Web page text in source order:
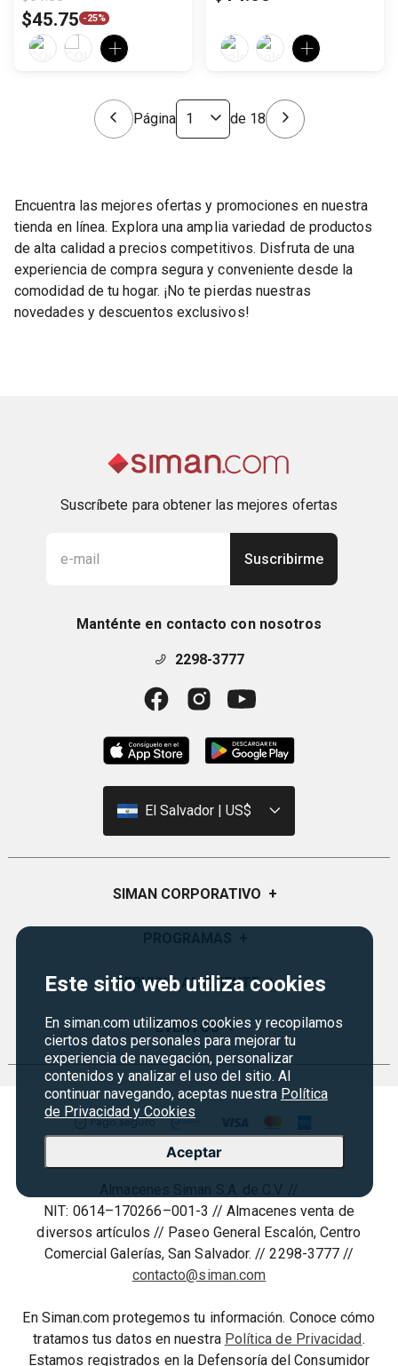
Este sitio web utiliza cookies
En siman.com utilizamos cookies y recopilamos
ciertos datos personales para mejorar tu
experiencia de navegación, personalizar
contenidos y analizar el uso del sitio. Al
continuar navegando, aceptas nuestra Política
de Privacidad y Cookies
Aceptar
$45.75 -25%
Página de 18
Encuentra las mejores ofertas y promociones en nuestra
tienda en línea. Explora una amplia variedad de productos
de alta calidad a precios competitivos. Disfruta de una
experiencia de compra segura y conveniente desde la
comodidad de tu hogar. ¡No te pierdas nuestras
novedades y descuentos exclusivos!
Suscríbete para obtener las mejores ofertas
Suscribirme
Manténte en contacto con nosotros
2298-3777
El Salvador | US$
SIMAN CORPORATIVO +
Historia
Sucursales
Servicios
Certificados de Regalo
Siman PRO
Credisiman
Marketplace
Vende en Marketplace
SERVICIO AL CLIENTE +
Preguntas Frecuentes
Política de devoluciones y garantias
Contáctenos
Seguridad del sitio
Política de Privacidad
Condiciones ofertas
Derecho de Retracto
Condiciones de uso
Términos y condiciones
EVENTOS +
Regreso a clases
Rebajas
Cyber Monday
Agosto es diversión
NIT: 0614–170266–001-3 // Almacenes venta de
diversos artículos // Paseo General Escalón, Centro
Comercial Galerías, San Salvador. // 2298-3777 //
contacto@siman.com
En Siman.com protegemos tu información. Conoce cómo
tratamos tus datos en nuestra Política de Privacidad.
Estamos registrados en la Defensoría del Consumidor